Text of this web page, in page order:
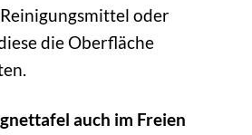
oder
die Oberfläche
auch im Freien